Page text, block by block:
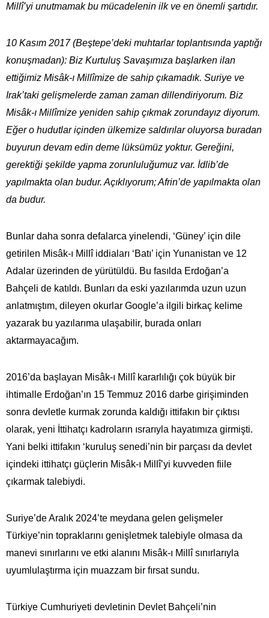
Millî’yi unutmamak bu mücadelenin ilk ve en önemli şartıdır.
10 Kasım 2017 (Beştepe’deki muhtarlar toplantısında yaptığı
konuşmadan): Biz Kurtuluş Savaşımıza başlarken ilan
ettiğimiz Misâk-ı Millîmize de sahip çıkamadık. Suriye ve
Irak’taki gelişmelerde zaman zaman dillendiriyorum. Biz
Misâk-ı Millîmize yeniden sahip çıkmak zorundayız diyorum.
Eğer o hudutlar içinden ülkemize saldırılar oluyorsa buradan
buyurun devam edin deme lüksümüz yoktur. Gereğini,
gerektiği şekilde yapma zorunluluğumuz var. İdlib’de
yapılmakta olan budur. Açıklıyorum; Afrin’de yapılmakta olan
da budur.
Bunlar daha sonra defalarca yinelendi, ‘Güney’ için dile
getirilen Misâk-ı Millî iddiaları ‘Batı’ için Yunanistan ve 12
Adalar üzerinden de yürütüldü. Bu fasılda Erdoğan’a
Bahçeli de katıldı. Bunları da eski yazılarımda uzun uzun
anlatmıştım, dileyen okurlar Google’a ilgili birkaç kelime
yazarak bu yazılarıma ulaşabilir, burada onları
aktarmayacağım.
2016’da başlayan Misâk-ı Millî kararlılığı çok büyük bir
ihtimalle Erdoğan’ın 15 Temmuz 2016 darbe girişiminden
sonra devletle kurmak zorunda kaldığı ittifakın bir çıktısı
olarak, yeni İttihatçı kadroların ısrarıyla hayatımıza girmişti.
Yani belki ittifakın ‘kuruluş senedi’nin bir parçası da devlet
içindeki ittihatçı güçlerin Misâk-ı Millî’yi kuvveden fiile
çıkarmak talebiydi.
Suriye’de Aralık 2024’te meydana gelen gelişmeler
Türkiye’nin topraklarını genişletmek talebiyle olmasa da
manevi sınırlarını ve etki alanını Misâk-ı Millî sınırlarıyla
uyumlulaştırma için muazzam bir fırsat sundu.
Türkiye Cumhuriyeti devletinin Devlet Bahçeli’nin